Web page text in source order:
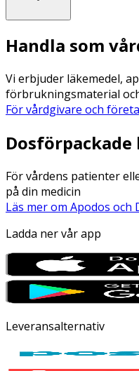
Handla som
Vi erbjuder läkemedel,
förbrukningsmaterial
För vårdgivare och
Dosförpackade
För vårdens patienter
på din medicin
Läs mer om Apodos och
Ladda ner vår app
Leveransalternativ